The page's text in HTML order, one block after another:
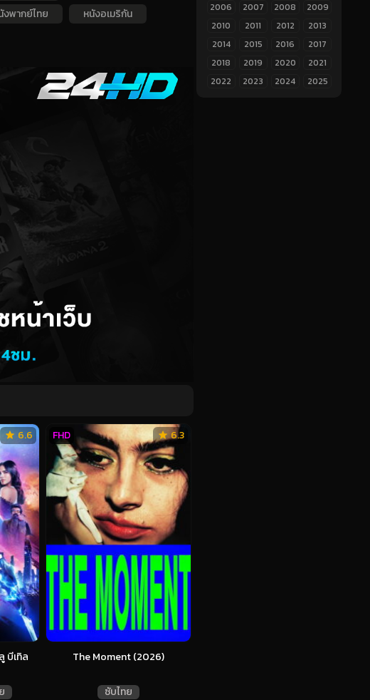
งพากย์ไทย
หนังอเมริกัน
บีเทิล
6.6
The Moment (2026)
ซับไทย
6.3
FHD
2006
2007 2008
2009
2010
2011 2012
2013
2014
2015 2016
2017
2018
2019 2020
2021
2022
2023 2024 2025